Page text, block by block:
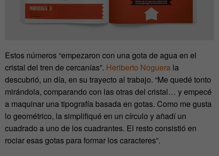
Estos números “empezaron con una gota de agua en el
cristal del tren de cercanías”. Heriberto Noguera la
descubrió, un día, en su trayecto al trabajo. “Me quedé tonto
mirándola, comparando con las otras del cristal… y empecé
a maquinar una tipografía basada en gotas. Como me gusta
lo geométrico, la simplifiqué en un círculo y añadí un
cuadrado a uno de los cuadrantes. El resto consistió en
rociar esas gotas para formar los caracteres”.